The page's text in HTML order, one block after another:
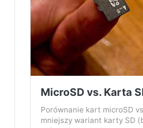
MicroSD vs. Karta
Porównanie kart microSD
mniejszy wariant karty SD